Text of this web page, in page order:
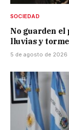
SOCIEDAD
No guarden
lluvias y
5 de agosto de 2026